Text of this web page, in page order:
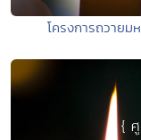
โครงการถวาย